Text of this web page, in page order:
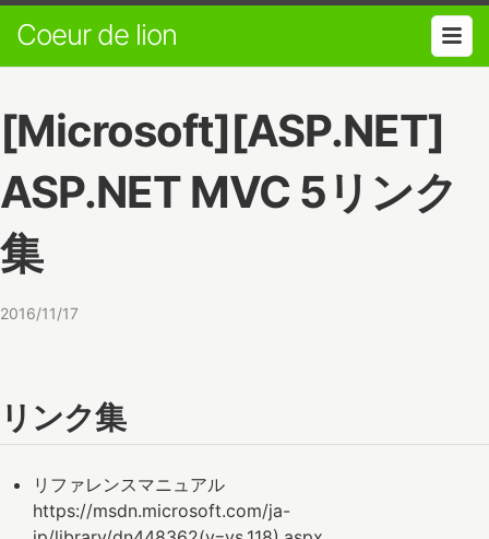
Coeur de lion
[Microsoft][ASP.NET]
ASP.NET MVC 5リンク
集
2016/11/17
リンク集
リファレンスマニュアル
https://msdn.microsoft.com/ja-